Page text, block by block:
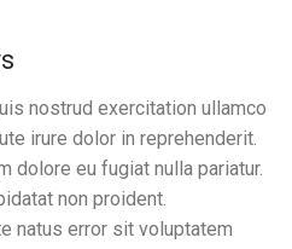
nostrud exercitation ullamco
irure dolor in reprehenderit.
dolore eu fugiat nulla pariatur.
non proident.
natus error sit voluptatem